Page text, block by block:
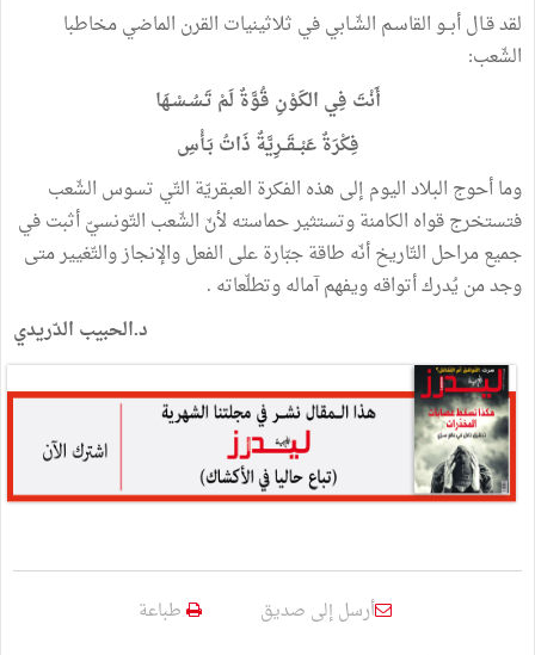
لقد قـال أبــو القاسـم الشّـابي في ثلاثينيات القرن الماضي مخاطبا
الشّعب:
أَنْتَ فِي الكَوْنِ قُوَّةٌ لَمْ تَـسُـسْـهَا
فِكْرَةٌ عَبْــقَــرِيَّةٌ ذَاتُ بَـأْسِ
وما أحوج البلاد اليوم إلى هذه الفكرة العبقريّة التّي تسوس الشّعب
فتستخرج قواه الكامنة وتستثير حماسته لأنّ الشّعب التّونسيّ أثبت في
جميع مراحل التّاريخ أنّه طاقة جبّارة على الفعل والإنجاز والتّغيير متى
وجد من يُدرك أتواقه ويفهم آماله وتطلّعاته .
د.الحبيب الدّريدي
أرسل إلى صديق طباعة